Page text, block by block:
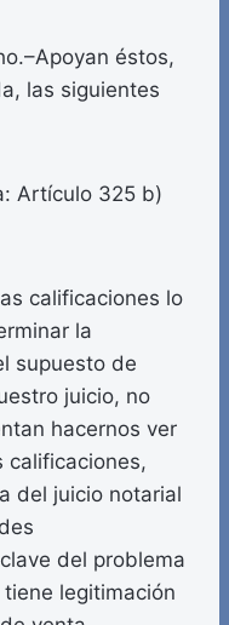
éstos,
las siguientes
Artículo 325 b)
calificaciones lo
la
supuesto de
juicio, no
hacernos ver
calificaciones,
del juicio notarial
del problema
legitimación